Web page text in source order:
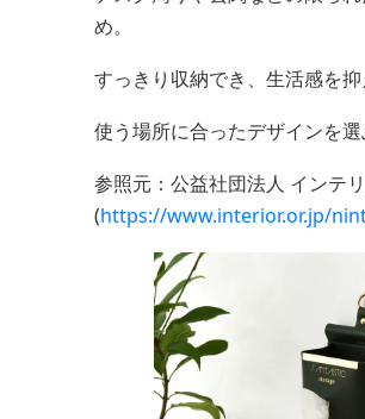
め。
すっきり収納でき、生活感を
使う場所に合ったデザインを
参照元：公益社団法人 インテ
(https://www.interior.or.jp/